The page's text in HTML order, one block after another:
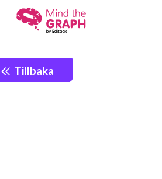
Tillbaka